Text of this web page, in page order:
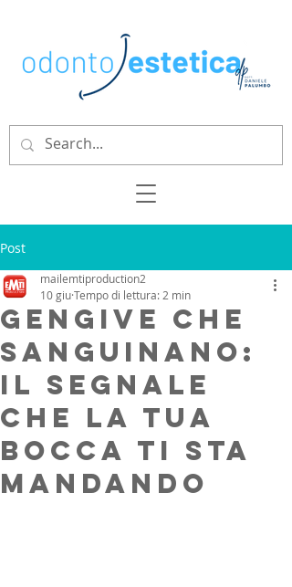
Post
Gengive che
sanguinano:
il segnale
che la tua
bocca ti sta
mandando
mailemtiproduction2
10 giuTempo di lettura: 2 min